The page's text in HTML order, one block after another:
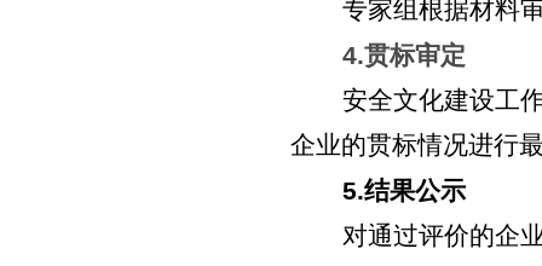
专家组根据材料
4.贯标审定
安全文化建设工
企业的贯标情况进行
5.结果公示
对通过评价的企